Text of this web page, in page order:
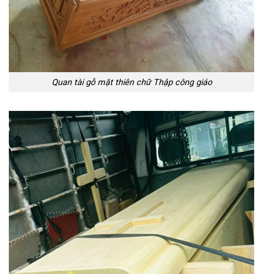
Quan tài gỗ mặt thiên chữ Thập công giáo